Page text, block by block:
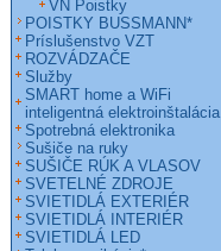
VN Poistky
POISTKY BUSSMANN*
Príslušenstvo VZT
ROZVÁDZAČE
Služby
SMART home a WiFi
inteligentná elektroinštalácia
Spotrebná elektronika
Sušiče na ruky
SUŠIČE RÚK A VLASOV
SVETELNÉ ZDROJE
SVIETIDLÁ EXTERIÉR
SVIETIDLÁ INTERIÉR
SVIETIDLÁ LED